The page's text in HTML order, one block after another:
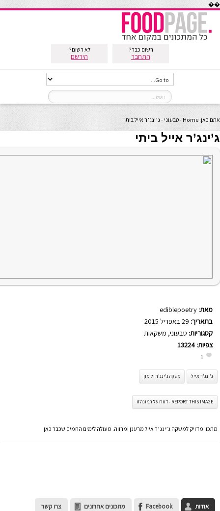
��
רשום כבר?
התחבר
לא רשום?
הירשם
אתם כאן: Home
-טבעוני -ג’ינג’ר אייל ביתי
ג’ינג’ר אייל ביתי
מאת: ediblepoetry
בתאריך:
קטגוריות: טבעוני, משקאות
צפיות: 13224
1
ג'ינג'ר אייל משקה ג'ינג'ר ולימון
REPORT THIS IMAGE - דווח על תמונה זו
מתכון מדויק למשקה ג’ינג’ר אייל מרענן ומרווה. מעולה לימים החמים שכבר כאן
אודות Facebook מתכונים אחרונים צרו קשר